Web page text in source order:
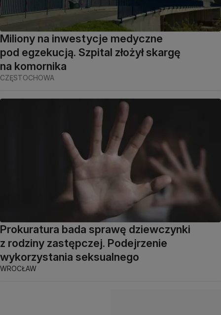
Miliony na inwestycje medyczne
pod egzekucją. Szpital złożył skargę
na komornika
CZĘSTOCHOWA
Prokuratura bada sprawę dziewczynki
z rodziny zastępczej. Podejrzenie
wykorzystania seksualnego
WROCŁAW